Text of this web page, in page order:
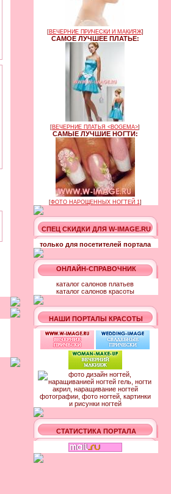
[ВЕЧЕРНИЕ ПРИЧЕСКИ И МАКИЯЖ]
САМОЕ ЛУЧШЕЕ ПЛАТЬЕ:
[ВЕЧЕРНИЕ ПЛАТЬЯ <BOGEMA>]
САМЫЕ ЛУЧШИЕ НОГТИ:
[ФОТО НАРОЩЕННЫХ НОГТЕЙ 1]
СПЕЦ СКИДКИ ДЛЯ W-IMAGE.RU
только для посетителей портала
ОНЛАЙН-СПРАВОЧНИК
каталог салонов платьев
каталог салонов красоты
НАШИ ПОРТАЛЫ КРАСОТЫ
СТАТИСТИКА ПОРТАЛА